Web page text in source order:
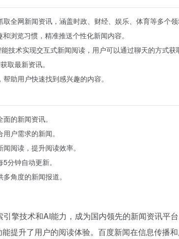
取全网新闻资讯，涵盖时政、财经、娱乐、体育等多个领
浏览习惯，精准推送个性化新闻内容。
技术实现交互式新闻阅读，用户可以通过聊天的方式获
取最新资讯。
助用户快速找到感兴趣的内容。
的新闻资讯。
户需求的新闻。
阅读，提升阅读效率。
分钟自动更新。
角度的新闻报道。
擎技术和AI能力，成为国内领先的新闻资讯平
提升了用户的阅读体验。百度新闻在信息传播